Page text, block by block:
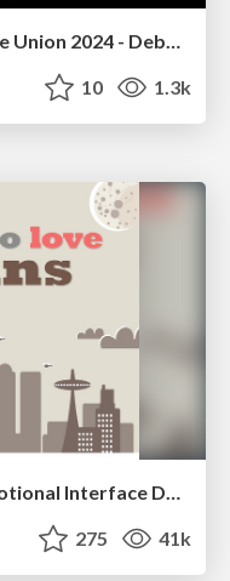
Chrome DevTools: State of the Union 2024 - Debugging React & Beyond
10 1.3k
Learning to Love Humans: Emotional Interface Design
275 41k